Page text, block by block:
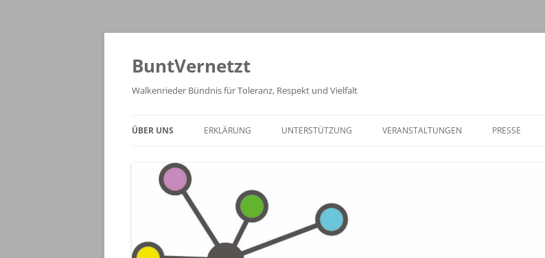
Zum
BuntVernetzt
Walkenrieder Bündnis für Toleranz, Respekt und Vielfalt
ÜBER UNS ERKLÄRUNG UNTERSTÜTZUNG VERANSTALTUNGEN PRESSE